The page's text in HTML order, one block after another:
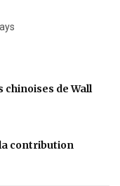
chinoises de Wall
contribution